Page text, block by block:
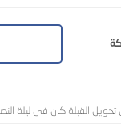
تحويل القبلة كان فى ليلة